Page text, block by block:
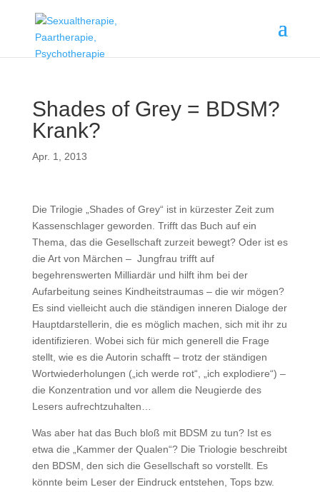
Shades of Grey = BDSM?
Krank?
Apr. 1, 2013
Die Trilogie „Shades of Grey“ ist in kürzester Zeit zum
Kassenschlager geworden. Trifft das Buch auf ein
Thema, das die Gesellschaft zurzeit bewegt? Oder ist es
die Art von Märchen – Jungfrau trifft auf
begehrenswerten Milliardär und hilft ihm bei der
Aufarbeitung seines Kindheitstraumas – die wir mögen?
Es sind vielleicht auch die ständigen inneren Dialoge der
Hauptdarstellerin, die es möglich machen, sich mit ihr zu
identifizieren. Wobei sich für mich generell die Frage
stellt, wie es die Autorin schafft – trotz der ständigen
Wortwiederholungen („ich werde rot“, „ich explodiere“) –
die Konzentration und vor allem die Neugierde des
Lesers aufrechtzuhalten…
Was aber hat das Buch bloß mit BDSM zu tun? Ist es
etwa die „Kammer der Qualen“? Die Triologie beschreibt
den BDSM, den sich die Gesellschaft so vorstellt. Es
könnte beim Leser der Eindruck entstehen, Tops bzw.